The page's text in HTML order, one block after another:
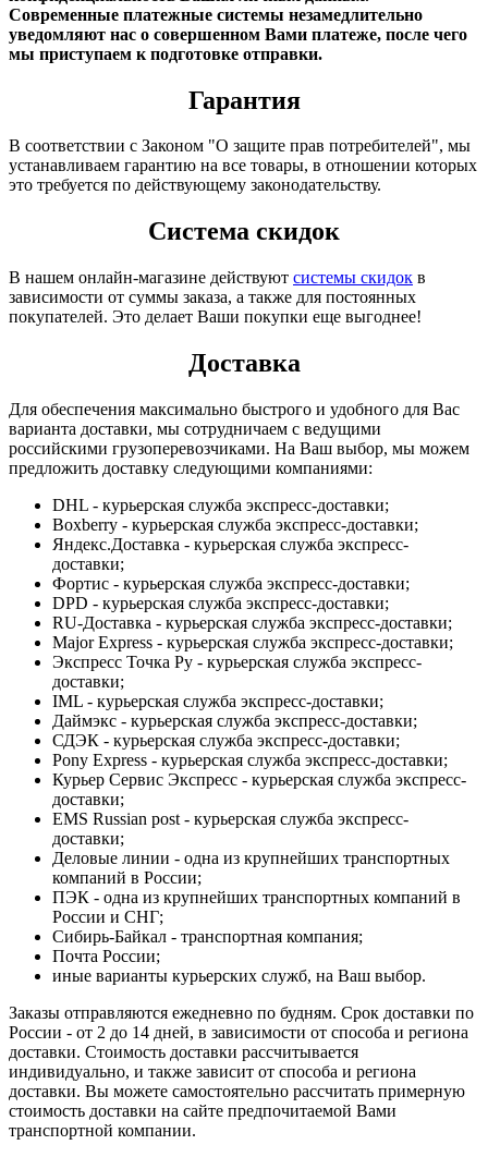
Современные платежные системы незамедлительно
уведомляют нас о совершенном Вами платеже, после чего
мы приступаем к подготовке отправки.
Гарантия
В соответствии с Законом "О защите прав потребителей", мы
устанавливаем гарантию на все товары, в отношении которых
это требуется по действующему законодательству.
Система скидок
В нашем онлайн-магазине действуют системы скидок в
зависимости от суммы заказа, а также для постоянных
покупателей. Это делает Ваши покупки еще выгоднее!
Доставка
Для обеспечения максимально быстрого и удобного для Вас
варианта доставки, мы сотрудничаем с ведущими
российскими грузоперевозчиками. На Ваш выбор, мы можем
предложить доставку следующими компаниями:
DHL - курьерская служба экспресс-доставки;
Boxberry - курьерская служба экспресс-доставки;
Яндекс.Доставка - курьерская служба экспресс-
доставки;
Фортис - курьерская служба экспресс-доставки;
DPD - курьерская служба экспресс-доставки;
RU-Доставка - курьерская служба экспресс-доставки;
Major Express - курьерская служба экспресс-доставки;
Экспресс Точка Ру - курьерская служба экспресс-
доставки;
IML - курьерская служба экспресс-доставки;
Даймэкс - курьерская служба экспресс-доставки;
СДЭК - курьерская служба экспресс-доставки;
Pony Express - курьерская служба экспресс-доставки;
Курьер Сервис Экспресс - курьерская служба экспресс-
доставки;
EMS Russian post - курьерская служба экспресс-
доставки;
Деловые линии - одна из крупнейших транспортных
компаний в России;
ПЭК - одна из крупнейших транспортных компаний в
России и СНГ;
Сибирь-Байкал - транспортная компания;
Почта России;
иные варианты курьерских служб, на Ваш выбор.
Заказы отправляются ежедневно по будням. Срок доставки по
России - от 2 до 14 дней, в зависимости от способа и региона
доставки. Стоимость доставки рассчитывается
индивидуально, и также зависит от способа и региона
доставки. Вы можете самостоятельно рассчитать примерную
стоимость доставки на сайте предпочитаемой Вами
транспортной компании.